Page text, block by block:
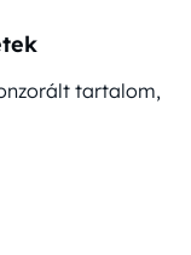
tartalom,